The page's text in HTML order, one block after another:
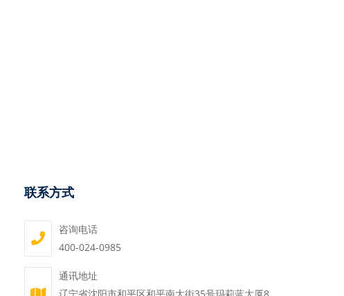
联系方式
咨询电话
400-024-0985
通讯地址